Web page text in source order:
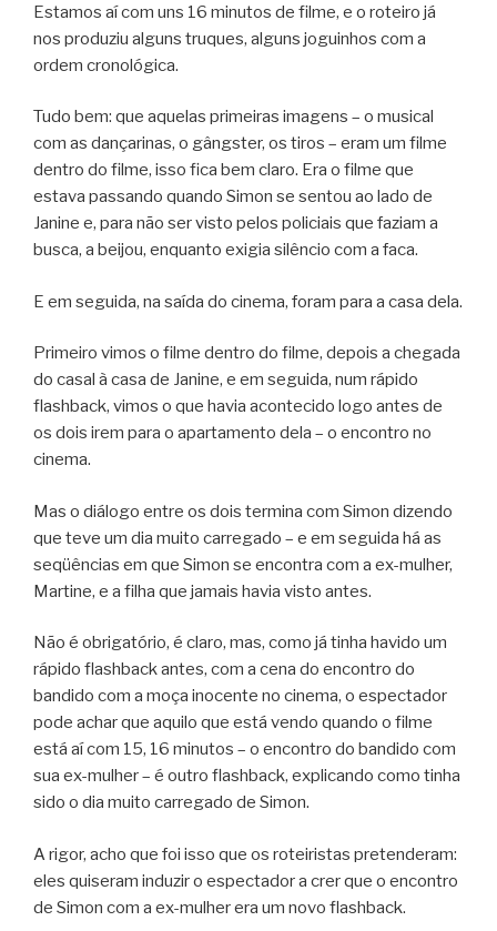
Estamos aí com uns 16 minutos de filme, e o roteiro já
nos produziu alguns truques, alguns joguinhos com a
ordem cronológica.
Tudo bem: que aquelas primeiras imagens – o musical
com as dançarinas, o gângster, os tiros – eram um filme
dentro do filme, isso fica bem claro. Era o filme que
estava passando quando Simon se sentou ao lado de
Janine e, para não ser visto pelos policiais que faziam a
busca, a beijou, enquanto exigia silêncio com a faca.
E em seguida, na saída do cinema, foram para a casa dela.
Primeiro vimos o filme dentro do filme, depois a chegada
do casal à casa de Janine, e em seguida, num rápido
flashback, vimos o que havia acontecido logo antes de
os dois irem para o apartamento dela – o encontro no
cinema.
Mas o diálogo entre os dois termina com Simon dizendo
que teve um dia muito carregado – e em seguida há as
seqüências em que Simon se encontra com a ex-mulher,
Martine, e a filha que jamais havia visto antes.
Não é obrigatório, é claro, mas, como já tinha havido um
rápido flashback antes, com a cena do encontro do
bandido com a moça inocente no cinema, o espectador
pode achar que aquilo que está vendo quando o filme
está aí com 15, 16 minutos – o encontro do bandido com
sua ex-mulher – é outro flashback, explicando como tinha
sido o dia muito carregado de Simon.
A rigor, acho que foi isso que os roteiristas pretenderam:
eles quiseram induzir o espectador a crer que o encontro
de Simon com a ex-mulher era um novo flashback.